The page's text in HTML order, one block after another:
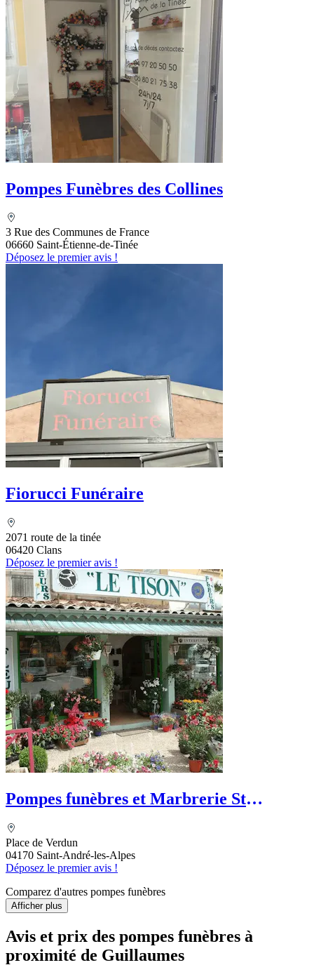
Pompes Funèbres des Collines
3 Rue des Communes de France
06660 Saint-Étienne-de-Tinée
Déposez le premier avis !
Fiorucci Funéraire
2071 route de la tinée
06420 Clans
Déposez le premier avis !
Pompes funèbres et Marbrerie St
Place de Verdun
04170 Saint-André-les-Alpes
Déposez le premier avis !
Comparez d'autres pompes funèbres
Afficher plus
Avis et prix des pompes funèbres à
proximité de Guillaumes